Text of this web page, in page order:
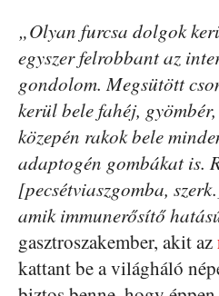
„Olyan furcsa dolgok
egyszer felrobbant az
gondolom. Megsütött
kerül bele fahéj,
közepén rakok bele
adaptogén gombákat is.
[pecsétviaszgomba,
amik immunerősítő
gasztroszakember, akit az
kattant be a világháló